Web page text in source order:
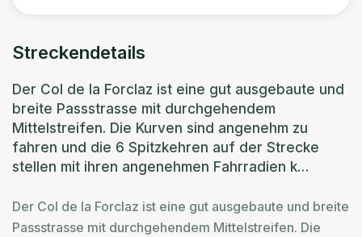
Streckendetails
Der Col de la Forclaz ist eine gut ausgebaute und
breite Passstrasse mit durchgehendem
Mittelstreifen. Die Kurven sind angenehm zu
fahren und die 6 Spitzkehren auf der Strecke
stellen mit ihren angenehmen Fahrradien k…
Der Col de la Forclaz ist eine gut ausgebaute und breite
Passstrasse mit durchgehendem Mittelstreifen. Die